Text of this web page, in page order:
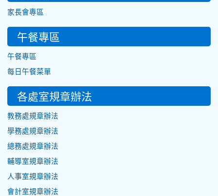
家長會專區
午餐專區
午餐專區
每日午餐菜單
各處室規章辦法
教務處規章辦法
學務處規章辦法
總務處規章辦法
輔導室規章辦法
人事室規章辦法
會計室規章辦法